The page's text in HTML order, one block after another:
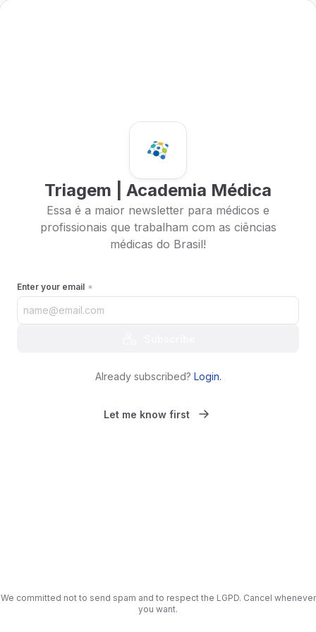
Triagem | Academia Médica
Essa é a maior newsletter para médicos e
profissionais que trabalham com as ciências
médicas do Brasil!
Enter your email
Already subscribed? Login.
Let me know first
We committed not to send spam and to respect the LGPD. Cancel whenever
you want.